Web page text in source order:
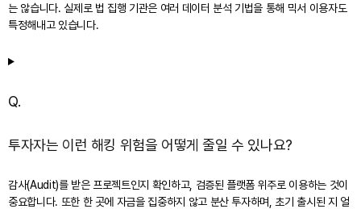
는 않습니다. 실제로 법 집행 기관은 여러 데이터 분석 기법을 통해 믹서 이용자도
특정해내고 있습니다.
Q.
투자자는 이런 해킹 위험을 어떻게 줄일 수 있나요?
감사(Audit)를 받은 프로젝트인지 확인하고, 검증된 플랫폼 위주로 이용하는 것이
중요합니다. 또한 한 곳에 자금을 집중하지 않고 분산 투자하며, 초기 출시된 지 얼